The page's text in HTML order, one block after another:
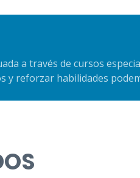
a través de cursos
y reforzar habilidades